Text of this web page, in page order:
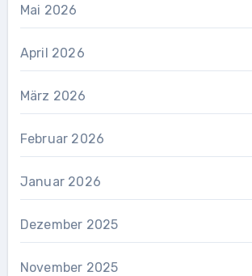
Mai 2026
April 2026
März 2026
Februar 2026
Januar 2026
Dezember 2025
November 2025